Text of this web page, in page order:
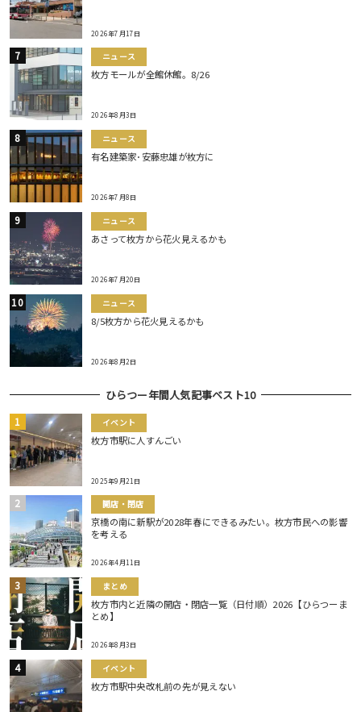
2026年7月17日
ニュース
枚方モールが全館休館。8/26
2026年8月3日
ニュース
有名建築家･安藤忠雄が枚方に
2026年7月8日
ニュース
あさって枚方から花火見えるかも
2026年7月20日
ニュース
8/5枚方から花火見えるかも
2026年8月2日
ひらつー年間人気記事ベスト10
イベント
枚方市駅に人すんごい
2025年9月21日
開店・閉店
京橋の南に新駅が2028年春にできるみたい。枚方市民への影響
を考える
2026年4月11日
まとめ
枚方市内と近隣の開店・閉店一覧（日付順）2026【ひらつーま
とめ】
2026年8月3日
イベント
枚方市駅中央改札前の先が見えない